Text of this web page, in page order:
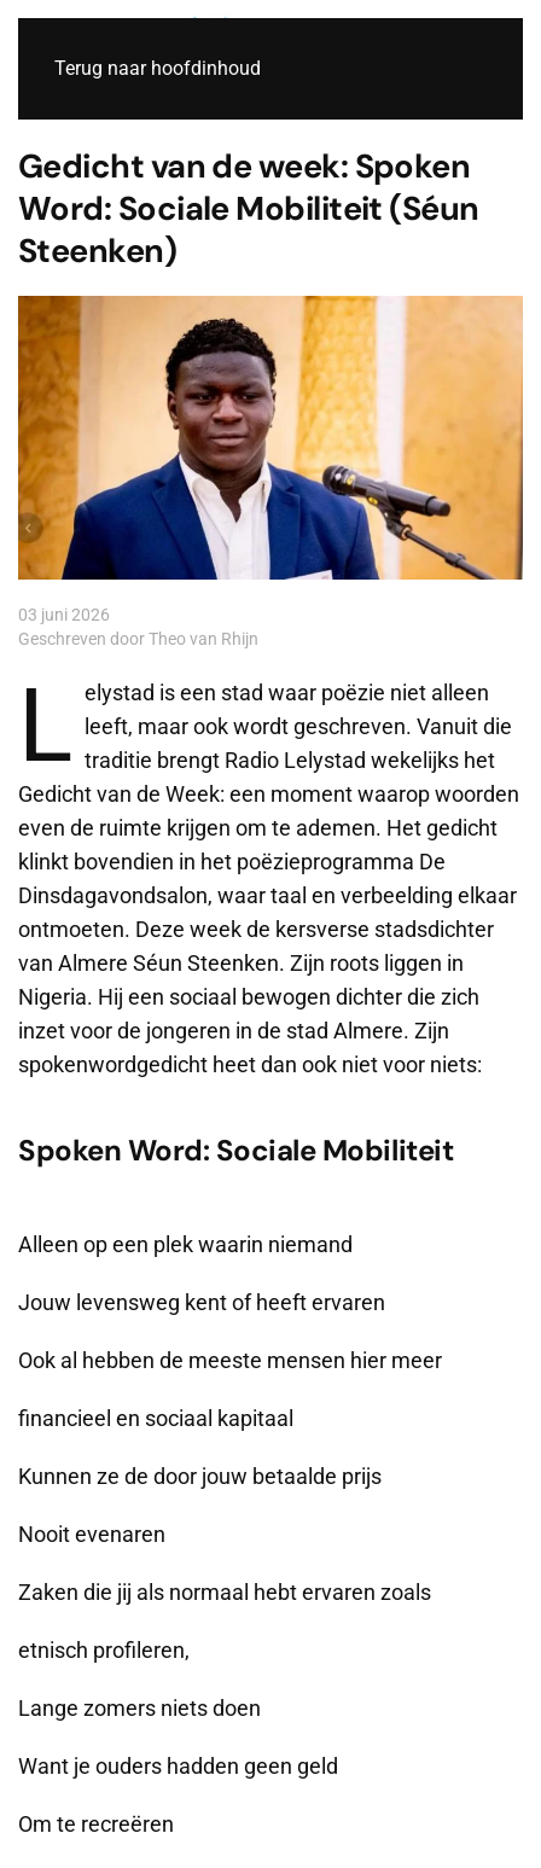
Terug naar hoofdinhoud
Gedicht van de week: Spoken
Word: Sociale Mobiliteit (Séun
Steenken)
03 juni 2026
Geschreven door Theo van Rhijn
L elystad is een stad waar poëzie niet alleen
leeft, maar ook wordt geschreven. Vanuit die
traditie brengt Radio Lelystad wekelijks het
Gedicht van de Week: een moment waarop woorden
even de ruimte krijgen om te ademen. Het gedicht
klinkt bovendien in het poëzieprogramma De
Dinsdagavondsalon, waar taal en verbeelding elkaar
ontmoeten. Deze week de kersverse stadsdichter
van Almere Séun Steenken. Zijn roots liggen in
Nigeria. Hij een sociaal bewogen dichter die zich
inzet voor de jongeren in de stad Almere. Zijn
spokenwordgedicht heet dan ook niet voor niets:
Spoken Word: Sociale Mobiliteit
Alleen op een plek waarin niemand
Jouw levensweg kent of heeft ervaren
Ook al hebben de meeste mensen hier meer
financieel en sociaal kapitaal
Kunnen ze de door jouw betaalde prijs
Nooit evenaren
Zaken die jij als normaal hebt ervaren zoals
etnisch profileren,
Lange zomers niets doen
Want je ouders hadden geen geld
Om te recreëren